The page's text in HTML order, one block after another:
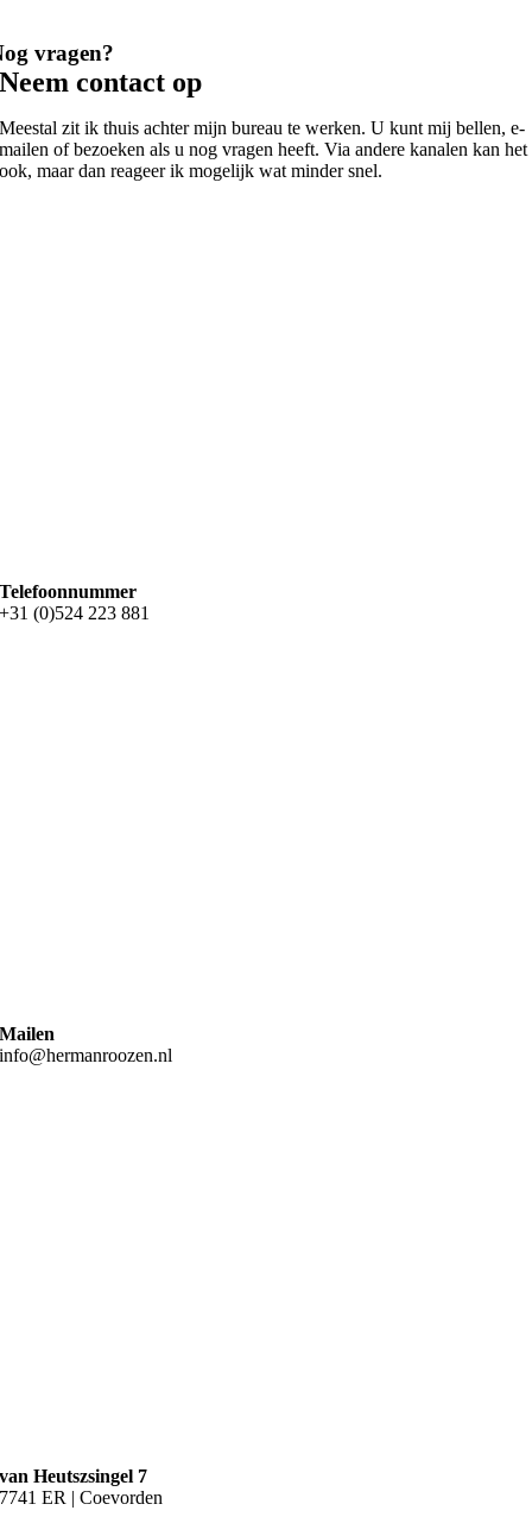
vragen?
Neem contact op
Meestal zit ik thuis achter mijn bureau te werken. U kunt mij bellen, e-
mailen of bezoeken als u nog vragen heeft. Via andere kanalen kan het
ook, maar dan reageer ik mogelijk wat minder snel.
Telefoonnummer
+31 (0)524 223 881
Mailen
info@hermanroozen.nl
van Heutszsingel 7
7741 ER | Coevorden